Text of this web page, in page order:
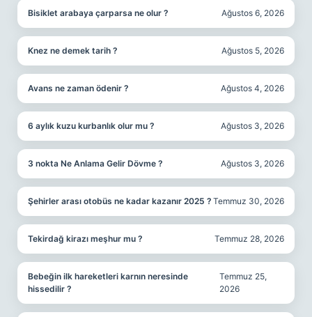
Bisiklet arabaya çarparsa ne olur ? Ağustos 6, 2026
Knez ne demek tarih ? Ağustos 5, 2026
Avans ne zaman ödenir ? Ağustos 4, 2026
6 aylık kuzu kurbanlık olur mu ? Ağustos 3, 2026
3 nokta Ne Anlama Gelir Dövme ? Ağustos 3, 2026
Şehirler arası otobüs ne kadar kazanır 2025 ? Temmuz 30, 2026
Tekirdağ kirazı meşhur mu ? Temmuz 28, 2026
Bebeğin ilk hareketleri karnın neresinde
hissedilir ?
Temmuz 25,
2026